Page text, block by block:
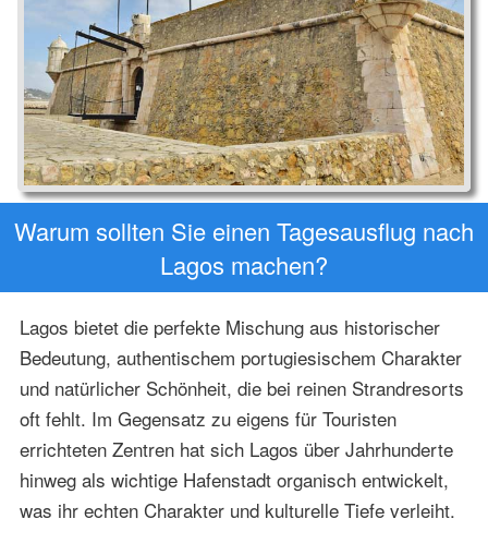
Warum sollten Sie einen Tagesausflug nach
Lagos machen?
Lagos bietet die perfekte Mischung aus historischer
Bedeutung, authentischem portugiesischem Charakter
und natürlicher Schönheit, die bei reinen Strandresorts
oft fehlt. Im Gegensatz zu eigens für Touristen
errichteten Zentren hat sich Lagos über Jahrhunderte
hinweg als wichtige Hafenstadt organisch entwickelt,
was ihr echten Charakter und kulturelle Tiefe verleiht.